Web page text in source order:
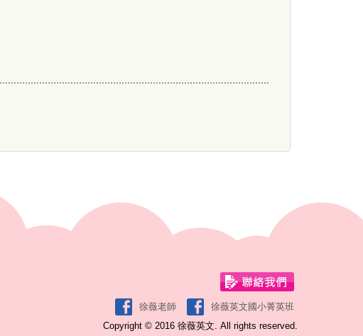
徐薇老師
徐薇英文國小菁英班
Copyright © 2016 徐薇英文. All rights reserved.